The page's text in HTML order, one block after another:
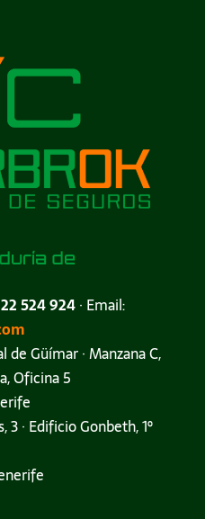
de
524 924· Email:
Güímar · Manzana C,
Oficina 5
3 · Edificio Gonbeth, 1º